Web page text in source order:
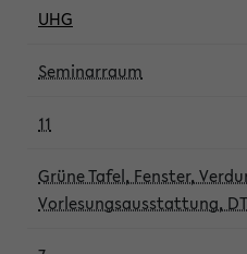
UHG
Seminarraum
11
Grüne Tafel, Fenster,
Vorlesungsausstattung,